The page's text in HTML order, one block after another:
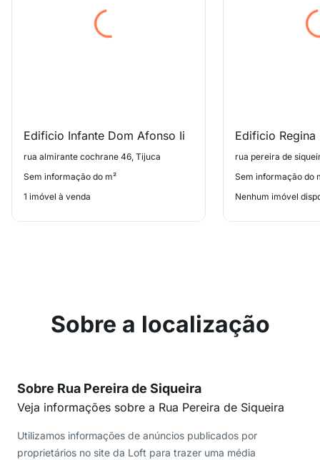
Edificio Infante Dom Afonso Ii
rua almirante cochrane 46, Tijuca
Sem informação do m²
1 imóvel à venda
Edificio Regina
rua pereira de
Sem informação do
Nenhum imóvel
Sobre a localização
Sobre Rua Pereira de Siqueira
Veja informações sobre a Rua Pereira de Siqueira
Utilizamos informações de anúncios publicados por
proprietários no site da Loft para trazer uma média